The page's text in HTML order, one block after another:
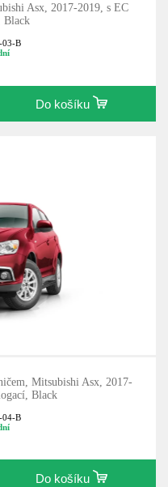
Asx, 2017-2019, s EC
Black
03-B
Do košíku
Mitsubishi Asx, 2017-
Black
04-B
Do košíku